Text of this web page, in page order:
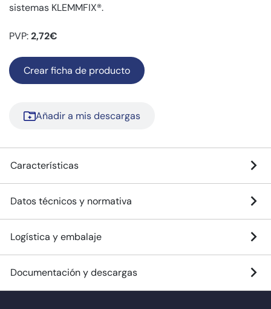
sistemas KLEMMFIX®.
PVP:2,72€
Crear ficha de producto
Añadir a mis descargas
Características
Datos técnicos y normativa
Logística y embalaje
Documentación y descargas